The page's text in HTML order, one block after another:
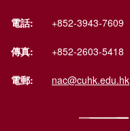
電話: +852-3943-7609
傳真: +852-2603-5418
電郵: nac@cuhk.edu.hk